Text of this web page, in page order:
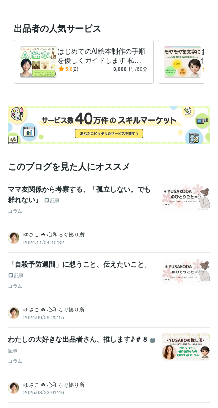
自動車メーカー系 商社 1992年3月 ~ 1996年12月
セレクトショップ〜婦人服売り場 1997年1月 ~ 2004年8月
某・物流会社 2006年5月 ~ 2007年10月
全国展開の雑貨店本社 2013年3月 ~ 2019年6月
＊おまけ＊場末のスナック 1997年12月 ~ 1999年12月
受賞歴
ndle出版 『しなやかさ～心を緩める小さなヒント～』Kindle出版 絵
本『きつねのステップ』Kindle出版
絵本『ルナとコタのおうち』Kin
dle出版
絵本『リスのコロンとことばのおくりもの』Kindle出版
絵
本『トゲトゲのなかみ』Kindle出版
上級心理カウンセラー 取得年 : 2022年
メンタル心理カウンセラー
得意分野
悩み相談・カウンセリング
☘️モラハラ・カ
サンドラ症候群のお悩み
☘️人間関係のお
カサンドラ症候群
人間関係の悩み
オンラインレッスン・習い事
ココナラ ミニコンサル 初心者向け 楽しくココナラ
しなやかさ
思考の柔軟性
出品者の人気サービス
はじめてのAI絵本制作の手順
を優しくガイドします 私に
も出来た！絵やAIが苦手で
5.0(2) 3,000 円 /60分
お手
悩み
人間
☆
このブログを見た人にオススメ
ママ友関係から考察する、「孤立しない。でも
群れない」
記事
コラム
ゆさこ ☘ 心和らぐ拠り所
2024/11/04 10:32
「自殺予防週間」に想うこと、伝えたいこと。
記事
コラム
ゆさこ ☘ 心和らぐ拠り所
2024/09/09 20:15
わたしの大好きな出品者さん、推します♪＃８
記事
コラム
ゆさこ ☘ 心和らぐ拠り所
2025/08/23 01:46